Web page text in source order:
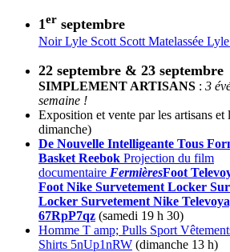
1er septembre
Noir Lyle Scott Scott Matelassée
22 septembre & 23 septembre
SIMPLEMENT ARTISANS : 3
semaine !
Exposition et vente par les artisans et
dimanche)
De Nouvelle Intelligeante Tous
Basket Reebok Projection du film
documentaire FermièresFoot
Foot Nike Survetement Locker
Locker Survetement Nike
67RpP7qz (samedi 19 h 30)
Homme T amp; Pulls Sport
Shirts 5nUp1nRW (dimanche 13 h)